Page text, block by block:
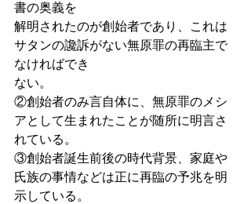
書の奥義を
解明されたのが創始者であり、これは
サタンの讒訴がない無原罪の再臨主で
なければでき
ない。
②創始者のみ言自体に、無原罪のメシ
アとして生まれたことが随所に明言さ
れている。
③創始者誕生前後の時代背景、家庭や
氏族の事情などは正に再臨の予兆を明
示している。